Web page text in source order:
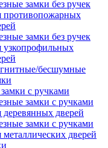
замки без ручек
противопожарных
замки без ручек
узкопрофильных
бесшумные
с ручками
замки с ручками
деревянных дверей
замки с ручками
металлических дверей